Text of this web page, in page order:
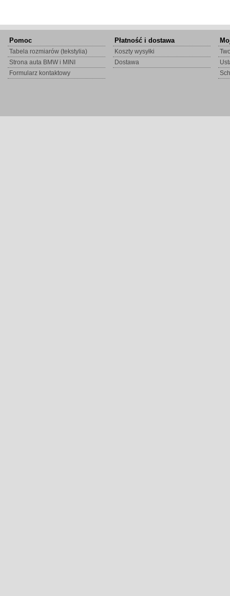
Pomoc
Tabela rozmiarów (tekstylia)
Strona auta BMW i MINI
Formularz kontaktowy
Płatność i dostawa
Koszty wysyłki
Dostawa